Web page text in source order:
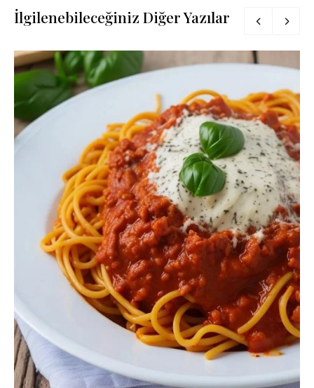
İlgilenebileceğiniz Diğer Yazılar